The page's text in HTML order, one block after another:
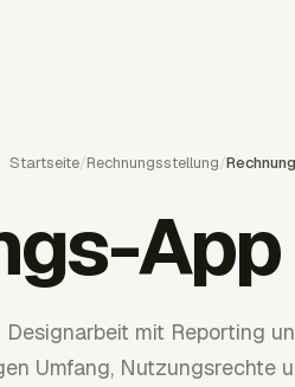
Startseite/Rechnungsstellung/
mit Reporting
Umfang, Nutzungsrechte